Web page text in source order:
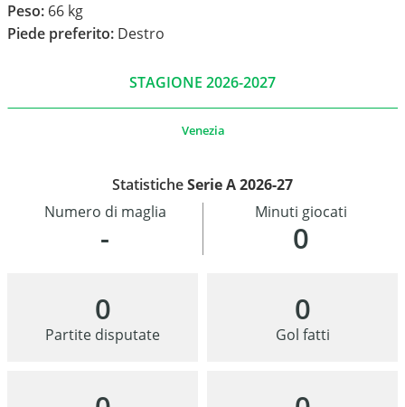
Peso: 66 kg
Piede preferito: Destro
STAGIONE 2026-2027
Venezia
StatisticheSerie A 2026-27
-
Numero di maglia
0
Minuti giocati
0
Partite disputate
0
Gol fatti